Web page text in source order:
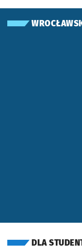
DLA